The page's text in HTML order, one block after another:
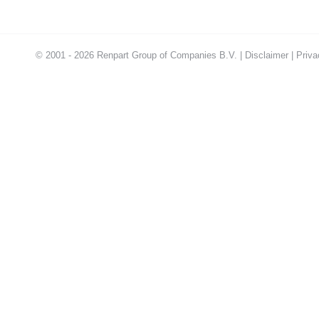
© 2001 - 2026 Renpart Group of Companies B.V. | Disclaimer